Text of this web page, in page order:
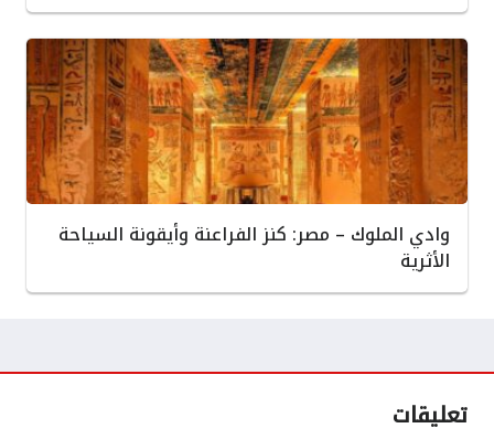
وادي الملوك – مصر: كنز الفراعنة وأيقونة السياحة
الأثرية
تعليقات